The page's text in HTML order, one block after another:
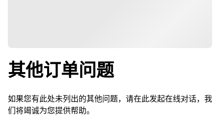
其他订单问题
如果您有此处未列出的其他问题，请在此发起在线对话，我
们将竭诚为您提供帮助。